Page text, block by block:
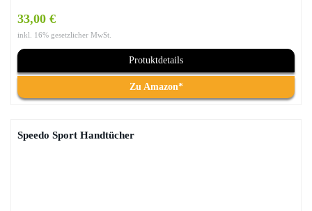
33,00 €
inkl. 16% gesetzlicher MwSt.
Protuktdetails
Zu Amazon*
Speedo Sport Handtücher